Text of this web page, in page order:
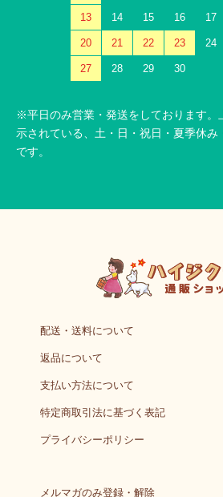
13 14 15 16 17
20 21 22 23 24
27 28 29 30
※平日のみ営業・発送をしております。
示されている、土・日・祝日・夏季休み
です。
配送・送料について
返品について
支払い方法について
特定商取引法に基づく表記
プライバシーポリシー
メルマガのみ登録・解除